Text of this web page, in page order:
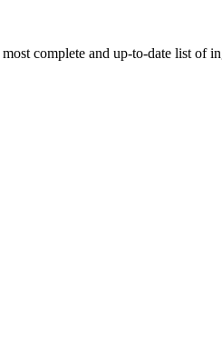
complete and up-to-date list of